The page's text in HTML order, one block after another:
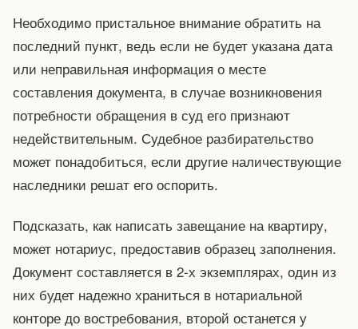
Необходимо пристальное внимание обратить на
последний пункт, ведь если не будет указана дата
или неправильная информация о месте
составления документа, в случае возникновения
потребности обращения в суд его признают
недействительным. Судебное разбирательство
может понадобиться, если другие наличествующие
наследники решат его оспорить.
Подсказать, как написать завещание на квартиру,
может нотариус, предоставив образец заполнения.
Документ составляется в 2-х экземплярах, один из
них будет надежно храниться в нотариальной
конторе до востребования, второй останется у